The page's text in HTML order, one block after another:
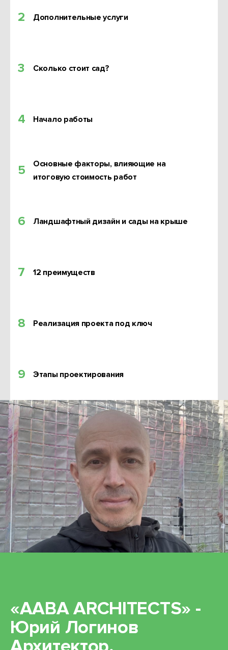
2 Дополнительные услуги
3 Сколько стоит сад?
4 Начало работы
5
Основные факторы, влияющие на
итоговую стоимость работ
6 Ландшафтный дизайн и сады на крыше
7 12 преимуществ
8 Реализация проекта под ключ
9 Этапы проектирования
«AABA ARCHITECTS» -
Юрий Логинов